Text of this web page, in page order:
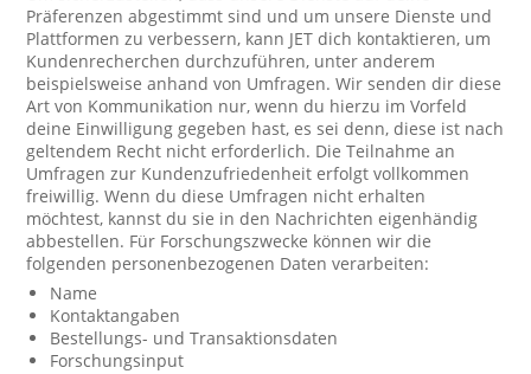
Präferenzen abgestimmt sind und um unsere Dienste und
Plattformen zu verbessern, kann JET dich kontaktieren, um
Kundenrecherchen durchzuführen, unter anderem
beispielsweise anhand von Umfragen. Wir senden dir diese
Art von Kommunikation nur, wenn du hierzu im Vorfeld
deine Einwilligung gegeben hast, es sei denn, diese ist nach
geltendem Recht nicht erforderlich. Die Teilnahme an
Umfragen zur Kundenzufriedenheit erfolgt vollkommen
freiwillig. Wenn du diese Umfragen nicht erhalten
möchtest, kannst du sie in den Nachrichten eigenhändig
abbestellen. Für Forschungszwecke können wir die
folgenden personenbezogenen Daten verarbeiten:
Name
Kontaktangaben
Bestellungs- und Transaktionsdaten
Forschungsinput